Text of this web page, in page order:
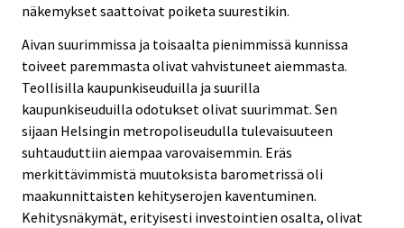
näkemykset saattoivat poiketa suurestikin.
Aivan suurimmissa ja toisaalta pienimmissä kunnissa
toiveet paremmasta olivat vahvistuneet aiemmasta.
Teollisilla kaupunkiseuduilla ja suurilla
kaupunkiseuduilla odotukset olivat suurimmat. Sen
sijaan Helsingin metropoliseudulla tulevaisuuteen
suhtauduttiin aiempaa varovaisemmin. Eräs
merkittävimmistä muutoksista barometrissä oli
maakunnittaisten kehityserojen kaventuminen.
Kehitysnäkymät, erityisesti investointien osalta, olivat